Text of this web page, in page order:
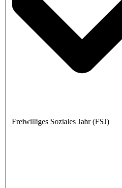
Freiwilliges Soziales Jahr (FSJ)